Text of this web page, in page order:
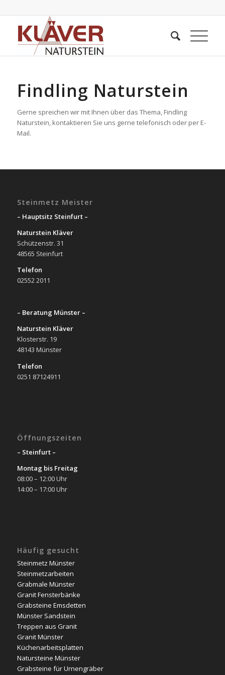
Findling Naturstein
Gerne spreichen wir mit Ihnen über das Thema, Findling
Naturstein, kontaktieren Sie uns gerne telefonisch oder per E-
Mail.
Steinmetz Meister
– Hauptsitz Steinfurt –
Naturstein Kläver
Schützenstr. 31
48565 Steinfurt
Telefon
02552 2011
– Beratung Münster –
Naturstein Kläver
Klosterstr. 19
48143 Münster
Telefon
0251 87124911
Öffnungszeiten
– Steinfurt –
Montag bis Freitag
08:00 – 12:00 Uhr
14:00 – 17:00 Uhr
Häufig gesucht
Steinmetz Münster
Steinmetzarbeiten
Grabmale Münster
Granit Fensterbänke
Grabsteine Emsdetten
Münster Sandstein
Treppen aus Granit
Granit Münster
Küchenarbeitsplatten
Natursteine Münster
Grabsteine für Urnengräber